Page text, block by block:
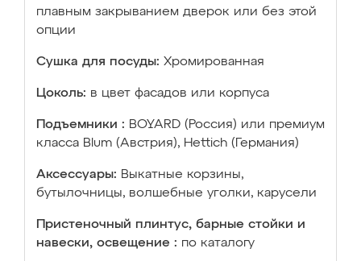
плавным закрыванием дверок или без этой
опции
Сушка для посуды: Хромированная
Цоколь: в цвет фасадов или корпуса
Подъемники : BOYARD (Россия) или премиум
класса Blum (Австрия), Hettich (Германия)
Аксессуары: Выкатные корзины,
бутылочницы, волшебные уголки, карусели
Пристеночный плинтус, барные стойки и
навески, освещение : по каталогу